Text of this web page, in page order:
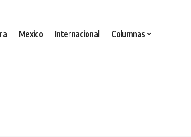
Mexico Internacional Columnas